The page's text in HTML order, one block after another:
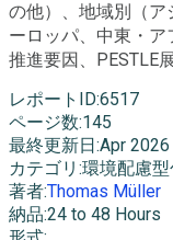
の他）、地域別（ア
ーロッパ、中東・
推進要因、PESTLE
レポートID:6517
ページ数:145
最終更新日 :Apr 2026
カテゴリ :環境配慮型
著者:Thomas Müller
納品:24 to 48 Hours